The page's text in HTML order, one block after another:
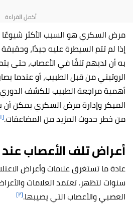
مرض السكري هو السبب الأكثر شيوعًا
إذا لم تتم السيطرة عليه جيدًا،
به أن لديهم تلفًا في الأعصاب، حتى
الروتيني من قبل الطبيب، أو عندما
أهمية مراجعة الطبيب للكشف
المبكر وإدارة مرض السكري يمكن أن
من خطر حدوث المزيد من المضاعفات.[١]
أعراض تلف الأعصاب
عادة ما تستغرق علامات وأعراض
سنوات لتظهر. تعتمد العلامات
العصبي والأعصاب التي يصيبها.[٢]